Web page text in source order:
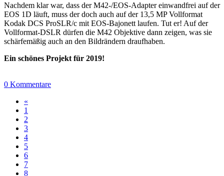
Nachdem klar war, dass der M42-/EOS-Adapter einwandfrei auf der
EOS 1D läuft, muss der doch auch auf der 13,5 MP Vollformat
Kodak DCS ProSLR/c mit EOS-Bajonett laufen. Tut er! Auf der
Vollformat-DSLR dürfen die M42 Objektive dann zeigen, was sie
schärfemäßig auch an den Bildrändern draufhaben.
Ein schönes Projekt für 2019!
0 Kommentare
«
1
2
3
4
5
6
7
8